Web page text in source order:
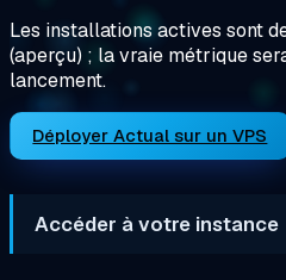
Les installations actives sont
(aperçu) ; la vraie métrique
lancement.
Déployer Actual sur un VPS
Accéder à votre instance